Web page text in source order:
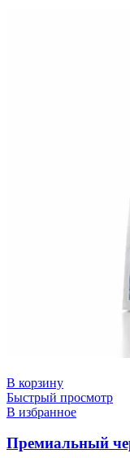
В корзину
Быстрый просмотр
В избранное
Премиальный